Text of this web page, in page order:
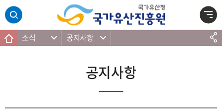
본문 바로가기
주메뉴 바로가기
하단 바로가기
소식 공지사항
공지사항